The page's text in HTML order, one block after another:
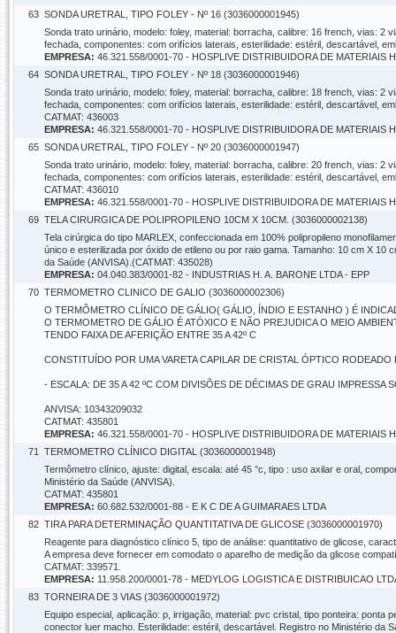
63 SONDA URETRAL, TIPO FOLEY - Nº 16 (3036000001945)
Sonda trato urinário, modelo: foley, material: borracha, calibre: 16 french, vias:
fechada, componentes: com orifícios laterais, esterilidade: estéril, descartável,
EMPRESA: 46.321.558/0001-70 - HOSPLIVE DISTRIBUIDORA DE MATERIAIS
64 SONDA URETRAL, TIPO FOLEY - Nº 18 (3036000001946)
Sonda trato urinário, modelo: foley, material: borracha, calibre: 18 french, vias:
fechada, componentes: com orifícios laterais, esterilidade: estéril, descartável,
CATMAT: 436003
EMPRESA: 46.321.558/0001-70 - HOSPLIVE DISTRIBUIDORA DE MATERIAIS
65 SONDA URETRAL, TIPO FOLEY - Nº 20 (3036000001947)
Sonda trato urinário, modelo: foley, material: borracha, calibre: 20 french, vias:
fechada, componentes: com orifícios laterais, esterilidade: estéril, descartável,
CATMAT: 436010
EMPRESA: 46.321.558/0001-70 - HOSPLIVE DISTRIBUIDORA DE MATERIAIS
69 TELA CIRURGICA DE POLIPROPILENO 10CM X 10CM. (3036000002138)
Tela cirúrgica do tipo MARLEX, confeccionada em 100% polipropileno
único e esterilizada por óxido de etileno ou por raio gama. Tamanho: 10 cm X
da Saúde (ANVISA).(CATMAT: 435028)
EMPRESA: 04.040.383/0001-82 - INDUSTRIAS H. A. BARONE LTDA - EPP
70 TERMOMETRO CLINICO DE GALIO (3036000002306)
O TERMÔMETRO CLÍNICO DE GÁLIO( GÁLIO, ÍNDIO E ESTANHO ) É
O TERMOMETRO DE GÁLIO É ATÓXICO E NÃO PREJUDICA O MEIO
TENDO FAIXA DE AFERIÇÃO ENTRE 35 A 42º C
CONSTITUÍDO POR UMA VARETA CAPILAR DE CRISTAL ÓPTICO
- ESCALA: DE 35 A 42 ºC COM DIVISÕES DE DÉCIMAS DE GRAU IMPRESSA
ANVISA: 10343209032
CATMAT: 435801
EMPRESA: 46.321.558/0001-70 - HOSPLIVE DISTRIBUIDORA DE MATERIAIS
71
TERMOMETRO CLÍNICO DIGITAL (3036000001948)
Termômetro clínico, ajuste: digital, escala: até 45 °c, tipo : uso axilar e oral,
Ministério da Saúde (ANVISA).
CATMAT: 435801
EMPRESA: 60.682.532/0001-88 - E K C DE A GUIMARAES LTDA
82 TIRA PARA DETERMINAÇÃO QUANTITATIVA DE GLICOSE (3036000001970)
Reagente para diagnóstico clínico 5, tipo de análise: quantitativo de glicose,
A empresa deve fornecer em comodato o aparelho de medição da glicose
CATMAT: 339571.
EMPRESA: 11.958.200/0001-78 - MEDYLOG LOGISTICA E DISTRIBUICAO
83 TORNEIRA DE 3 VIAS (3036000001972)
Equipo especial, aplicação: p, irrigação, material: pvc cristal, tipo ponteira:
conector luer macho. Esterilidade: estéril, descartável. Registro no Ministério da